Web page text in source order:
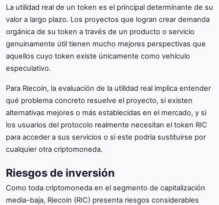
La utilidad real de un token es el principal determinante de su
valor a largo plazo. Los proyectos que logran crear demanda
orgánica de su token a través de un producto o servicio
genuinamente útil tienen mucho mejores perspectivas que
aquellos cuyo token existe únicamente como vehículo
especulativo.
Para Riecoin, la evaluación de la utilidad real implica entender
qué problema concreto resuelve el proyecto, si existen
alternativas mejores o más establecidas en el mercado, y si
los usuarios del protocolo realmente necesitan el token RIC
para acceder a sus servicios o si este podría sustituirse por
cualquier otra criptomoneda.
Riesgos de inversión
Como toda criptomoneda en el segmento de capitalización
media-baja, Riecoin (RIC) presenta riesgos considerables